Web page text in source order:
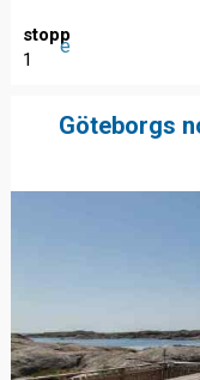
e
stopp
1
Göteborgs